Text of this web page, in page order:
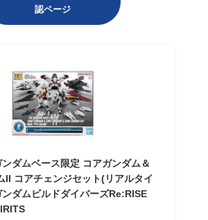
認ページ
ダムベース限定 コアガンダム＆
II コアチェンジセット(リアルタイ
ダムビルドダイバーズRe:RISE